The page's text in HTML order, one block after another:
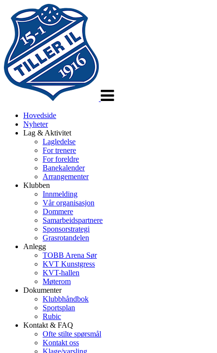
Hovedside
Nyheter
Lag & Aktivitet
Lagledelse
For trenere
For foreldre
Banekalender
Arrangementer
Klubben
Innmelding
Vår organisasjon
Dommere
Samarbeidspartnere
Sponsorstrategi
Grasrotandelen
Anlegg
TOBB Arena Sør
KVT Kunstgress
KVT-hallen
Møterom
Dokumenter
Klubbhåndbok
Sportsplan
Rubic
Kontakt & FAQ
Ofte stilte spørsmål
Kontakt oss
Klage/varsling